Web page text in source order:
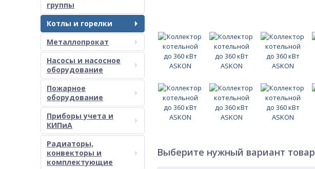
группы
Котлы и горелки
Металлопрокат
Насосы и насосное
оборудование
Пожарное
оборудование
Приборы учета и
КИПиА
Радиаторы,
конвекторы и
комплектующие
Выберите нужный вариант